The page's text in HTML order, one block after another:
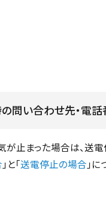
問い合わせ先・電話
止まった場合は、送
」と「送電停止の場合 」